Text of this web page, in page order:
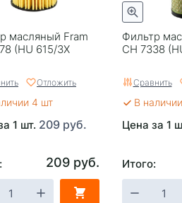
масляный Fram
(HU 615/3X
Отложить
4 шт
1 шт. 209 руб.
209 руб.
Фильтр
CH 7338
Сравнить
В
Цена за 1
Итого: